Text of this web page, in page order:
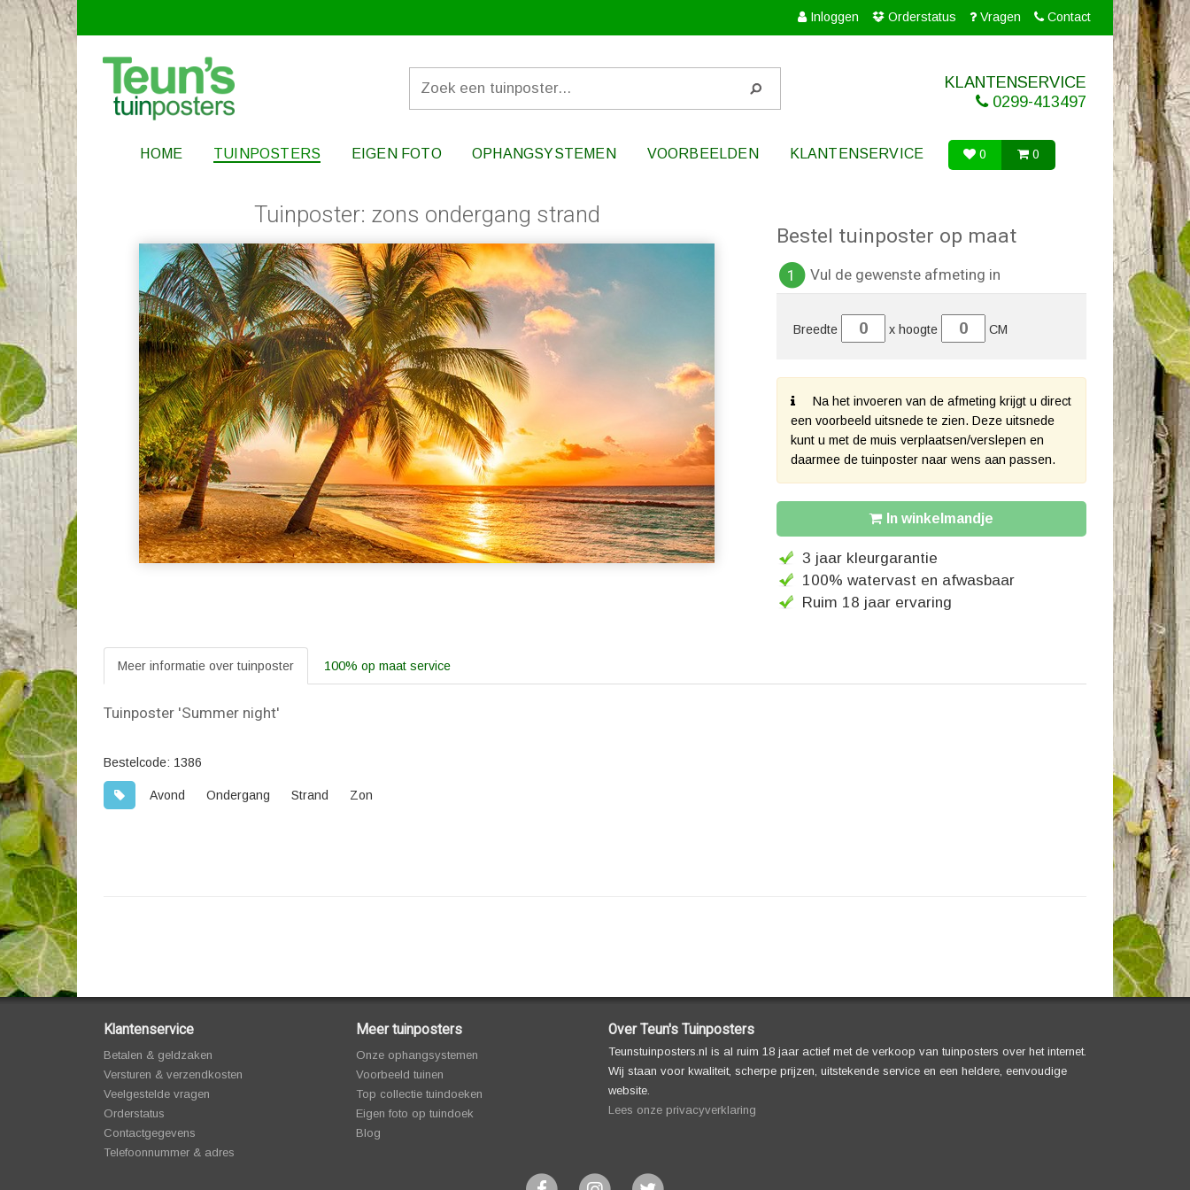
Inloggen Orderstatus Vragen Contact
KLANTENSERVICE
0299-413497
HOME TUINPOSTERS EIGEN FOTO OPHANGSYSTEMEN VOORBEELDEN KLANTENSERVICE 0 0
Tuinposter: zons ondergang strand
Bestel tuinposter op maat
1 Vul de gewenste afmeting in
Breedte x hoogte CM
Na het invoeren van de afmeting krijgt u direct
een voorbeeld uitsnede te zien. Deze uitsnede
kunt u met de muis verplaatsen/verslepen en
daarmee de tuinposter naar wens aan passen.
In winkelmandje
3 jaar kleurgarantie
100% watervast en afwasbaar
Ruim 18 jaar ervaring
Meer informatie over tuinposter 100% op maat service
Tuinposter 'Summer night'
Bestelcode: 1386
Avond Ondergang Strand Zon
Klantenservice
Betalen & geldzaken
Versturen & verzendkosten
Veelgestelde vragen
Orderstatus
Contactgegevens
Telefoonnummer & adres
Meer tuinposters
Onze ophangsystemen
Voorbeeld tuinen
Top collectie tuindoeken
Eigen foto op tuindoek
Blog
Over Teun's Tuinposters
Teunstuinposters.nl is al ruim 18 jaar actief met de verkoop van tuinposters over het internet.
Wij staan voor kwaliteit, scherpe prijzen, uitstekende service en een heldere, eenvoudige
website.
Lees onze privacyverklaring